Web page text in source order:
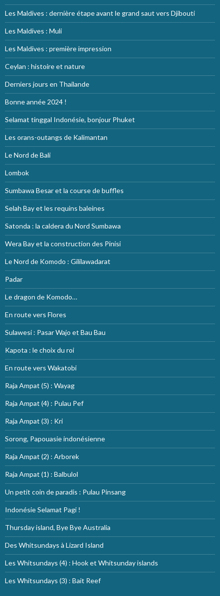
Les Maldives : dernière étape avant le grand saut vers Djibouti
Les Maldives : Muli
Les Maldives : première impression
Ceylan : histoire et nature
Derniers jours en Thailande
Bonne année 2024 !
Selamat tinggal Indonésie, bonjour Phuket
Les orans-outangs de Kalimantan
Le Nord de Bali
Lombok
Sumbawa Besar et la course de buffles
Selah Bay et les requins baleines
Satonda : la caldera du Nord Sumbawa
Wera Bay et la construction des Pinisi
Le Nord de Komodo : Gililawadarat
Padar
Le dragon de Komodo…
En route vers Flores
Sulawesi : Pasar Wajo et Bau Bau
Kapota : le choix du roi
En route vers Wakatobi
Raja Ampat (5) : Wayag
Raja Ampat (4) : Pulau Pef
Raja Ampat (3) : Kri
Sorong, Papouasie indonésienne
Raja Ampat (2) : Arborek
Raja Ampat (1) : Balbulol
Un petit coin de paradis : Pulau Pinsang
Indonésie Selamat Pagi !
Thursday island, Bye Bye Australia
Des Whitsundays à Lizard Island
Les Whitsundays (4) : Hook et Whitsunday islands
Les Whitsundays (3) : Bait Reef